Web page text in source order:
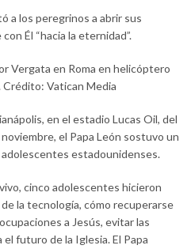
a los peregrinos a abrir sus
Él “hacia la eternidad”.
Vergata en Roma en helicóptero
Vatican Media
en el estadio Lucas Oil, del
el Papa León sostuvo un
estadounidenses.
cinco adolescentes hicieron
la tecnología, cómo recuperarse
a Jesús, evitar las
futuro de la Iglesia. El Papa